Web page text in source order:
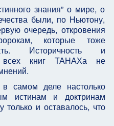
знания” о мире, о
были, по Ньютону,
очередь, откровения
которые тоже
Историчность и
всех книг ТАНАХа не
самом деле настолько
истинам и доктринам
только и оставалось, что